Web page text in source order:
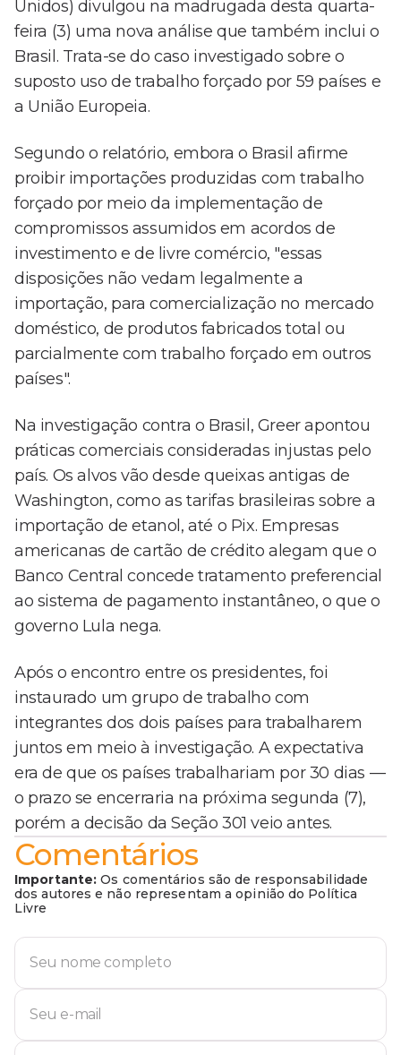
Unidos) divulgou na madrugada desta quarta-
feira (3) uma nova análise que também inclui o
Brasil. Trata-se do caso investigado sobre o
suposto uso de trabalho forçado por 59 países e
a União Europeia.
Segundo o relatório, embora o Brasil afirme
proibir importações produzidas com trabalho
forçado por meio da implementação de
compromissos assumidos em acordos de
investimento e de livre comércio, "essas
disposições não vedam legalmente a
importação, para comercialização no mercado
doméstico, de produtos fabricados total ou
parcialmente com trabalho forçado em outros
países".
Na investigação contra o Brasil, Greer apontou
práticas comerciais consideradas injustas pelo
país. Os alvos vão desde queixas antigas de
Washington, como as tarifas brasileiras sobre a
importação de etanol, até o Pix. Empresas
americanas de cartão de crédito alegam que o
Banco Central concede tratamento preferencial
ao sistema de pagamento instantâneo, o que o
governo Lula nega.
Após o encontro entre os presidentes, foi
instaurado um grupo de trabalho com
integrantes dos dois países para trabalharem
juntos em meio à investigação. A expectativa
era de que os países trabalhariam por 30 dias —
o prazo se encerraria na próxima segunda (7),
porém a decisão da Seção 301 veio antes.
Comentários
Importante: Os comentários são de responsabilidade
dos autores e não representam a opinião do Política
Livre